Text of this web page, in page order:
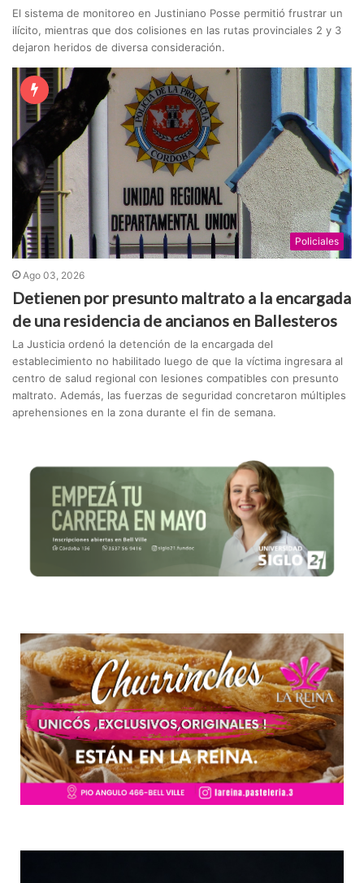
El sistema de monitoreo en Justiniano Posse permitió frustrar un
ilícito, mientras que dos colisiones en las rutas provinciales 2 y 3
dejaron heridos de diversa consideración.
Policiales
Ago 03, 2026
Detienen por presunto maltrato a la encargada
de una residencia de ancianos en Ballesteros
La Justicia ordenó la detención de la encargada del
establecimiento no habilitado luego de que la víctima ingresara al
centro de salud regional con lesiones compatibles con presunto
maltrato. Además, las fuerzas de seguridad concretaron múltiples
aprehensiones en la zona durante el fin de semana.